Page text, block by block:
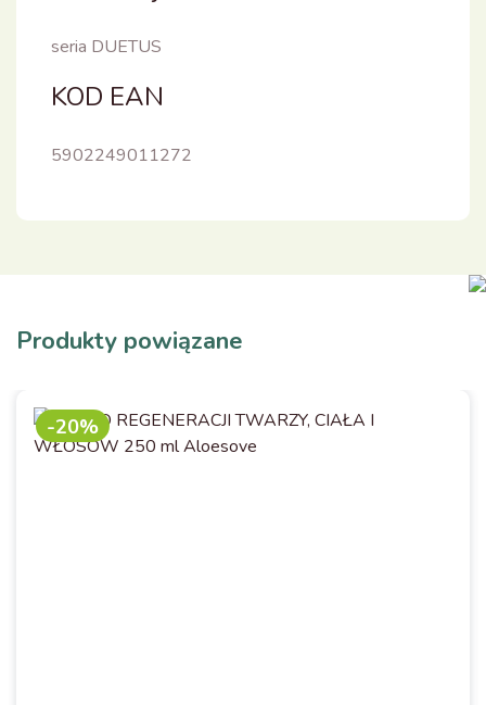
seria DUETUS
KOD EAN
5902249011272
Produkty powiązane
-20%